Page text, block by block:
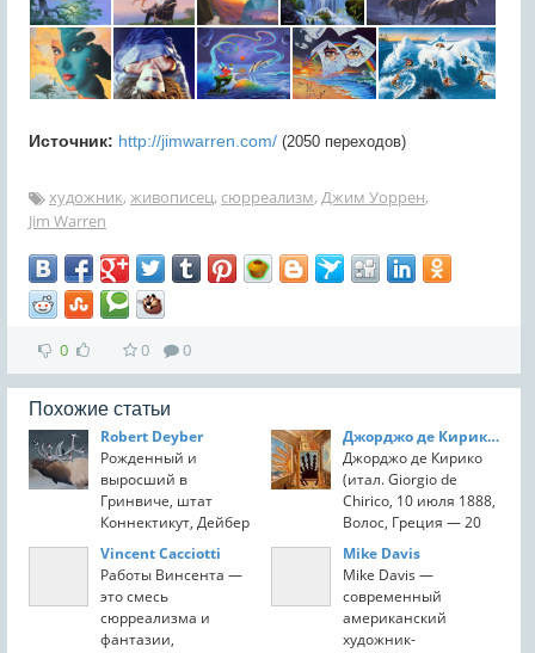
Источник: http://jimwarren.com/ (2050 переходов)
художник, живописец, сюрреализм, Джим Уоррен,
Jim Warren
0 0 0
Похожие статьи
Robert Deyber
Рожденный и
выросший в
Гринвиче, штат
Коннектикут, Дейбер
начал рисовать в
раннем возрасте. Его
мать была известным
художником-
портретистом,
Джорджо де Кирико (Giorgio de Chirico)
Джорджо де Кирико
(итал. Giorgio de
Chirico, 10 июля 1888,
Волос, Греция — 20
ноября 1978, Рим) —
итальянский
художник, близкий к
сюрреализму.
Происходит из семьи
Vincent Cacciotti
Работы Винсента —
это смесь
сюрреализма и
фантазии,
Mike Davis
Mike Davis —
современный
американский
художник-